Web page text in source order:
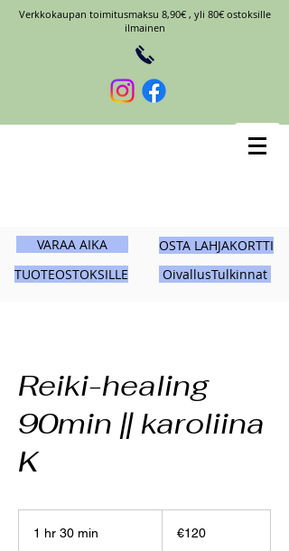
Verkkokaupan toimitusmaksu 8,90€ , yli 80€ ostoksille
ilmainen
VARAA AIKA
TUOTEOSTOKSILLE
OSTA LAHJAKORTTI
OivallusTulkinnat
Reiki-healing
90min || karoliina
K
1 hr 30 min €120